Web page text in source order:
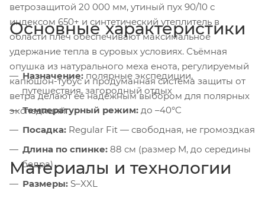
ветрозащитой 20 000 мм, утиный пух 90/10 с
индексом 650+ и синтетический утеплитель в
области плеч обеспечивают максимальное
удержание тепла в суровых условиях. Съёмная
опушка из натурального меха енота, регулируемый
капюшон-тубус и продуманная система защиты от
ветра делают её надёжным выбором для полярных
экспедиций.
Основные характеристики
Назначение: полярные экспедиции,
путешествия, загородный отдых
Температурный режим: до –40°C
Посадка: Regular Fit — свободная, не громоздкая
Длина по спинке: 88 см (размер M, до середины
бедра)
Размеры: S–XXL
Материалы и технологии